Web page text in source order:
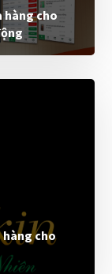
hàng cho
hàng cho